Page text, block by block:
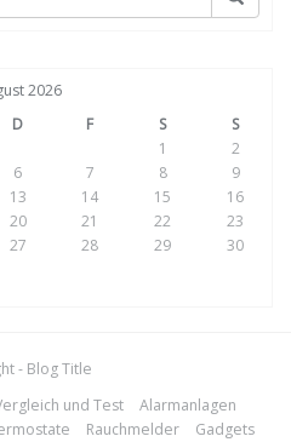
2026
D F S
S
1
2
6 7 8
9
13 14 15
16
20 21 22
23
27 28 29
30
- Blog Title
und Test
Alarmanlagen
Rauchmelder Gadgets